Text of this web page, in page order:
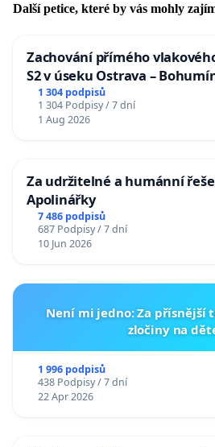
Další petice, které by vás mohly
Zachování přímého
S2 v úseku Ostrava –
u Jablunkova
1 304 podpisů
1 304 Podpisy / 7 dní
1 Aug 2026
Za udržitelné a humánní
Apolinářky
7 486 podpisů
687 Podpisy / 7 dní
10 Jun 2026
Není mi jedno: Za přísnější
zločiny na
1 996 podpisů
438 Podpisy / 7 dní
22 Apr 2026